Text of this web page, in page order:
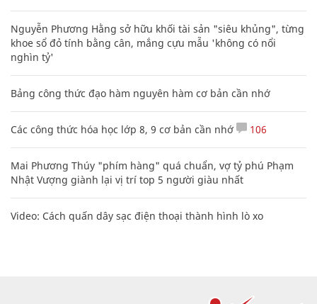
Nguyễn Phương Hằng sở hữu khối tài sản "siêu khủng", từng
khoe sổ đỏ tính bằng cân, mắng cựu mẫu 'không có nổi
nghìn tỷ'
Bảng công thức đạo hàm nguyên hàm cơ bản cần nhớ
Các công thức hóa học lớp 8, 9 cơ bản cần nhớ 106
Mai Phương Thúy "phím hàng" quá chuẩn, vợ tỷ phú Phạm
Nhật Vượng giành lại vị trí top 5 người giàu nhất
Video: Cách quấn dây sạc điện thoại thành hình lò xo